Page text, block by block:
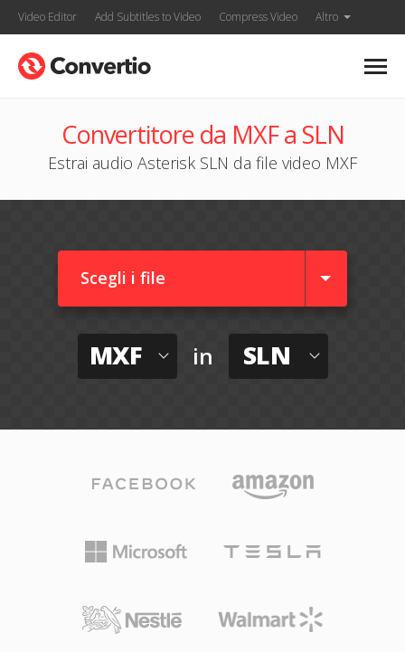
Video Editor Add Subtitles to Video Compress Video Altro
Convertitore da MXF a SLN
Estrai audio Asterisk SLN da file video MXF
Scegli i file
MXF in SLN